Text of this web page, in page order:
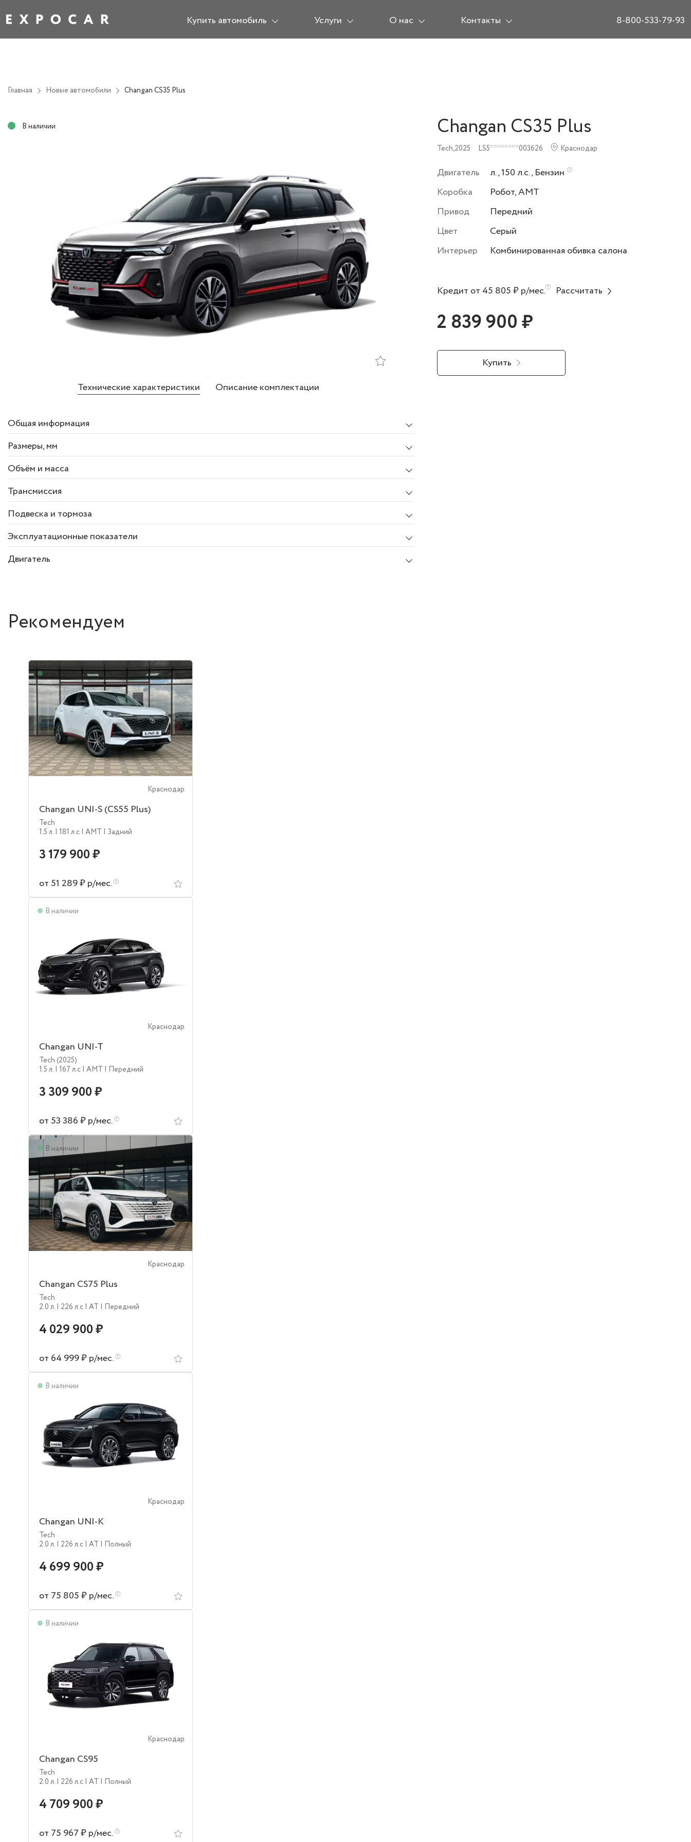
Купить автомобиль Услуги О нас Контакты 8-800-533-79-93
Главная Новые автомобили Changan CS35 Plus
В наличии
Технические характеристики Описание комплектации
Общая информация
Размеры, мм
Объём и масса
Трансмиссия
Подвеска и тормоза
Эксплуатационные показатели
Двигатель
Changan CS35 Plus
Tech,2025 LS5********003626 Краснодар
Двигатель
л., 150 л.с., Бензин
Коробка
Робот, AMT
Привод
Передний
Цвет
Серый
Интерьер
Комбинированная обивка салона
Кредит от 45 805 ₽ р/мес. Рассчитать
2 839 900 ₽
Купить
Рекомендуем
В наличии
Краснодар
Changan UNI-S (CS55 Plus)
Tech
1.5 л. | 181 л.c | AMT | Задний
3 179 900 ₽
от 51 289 ₽ р/мес.
В наличии
Краснодар
Changan UNI-T
Tech (2025)
1.5 л. | 167 л.c | AMT | Передний
3 309 900 ₽
от 53 386 ₽ р/мес.
В наличии
Краснодар
Changan CS75 Plus
Tech
2.0 л. | 226 л.c | AT | Передний
4 029 900 ₽
от 64 999 ₽ р/мес.
В наличии
Краснодар
Changan UNI-K
Tech
2.0 л. | 226 л.c | AT | Полный
4 699 900 ₽
от 75 805 ₽ р/мес.
В наличии
Краснодар
Changan CS95
Tech
2.0 л. | 226 л.c | AT | Полный
4 709 900 ₽
от 75 967 ₽ р/мес.